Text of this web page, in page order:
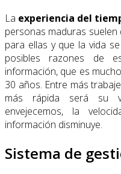
La experiencia del
personas maduras
para ellas y que la vida
posibles razones de
información, que es
30 años. Entre más
más rápida será su
envejecemos, la
información disminuye.
Sistema de